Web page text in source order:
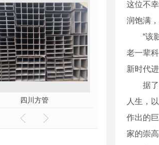
四川方管 四川H型
这位不
润饱满
“该影
老一辈
新时代
据了解
人生，
作出的
家的崇